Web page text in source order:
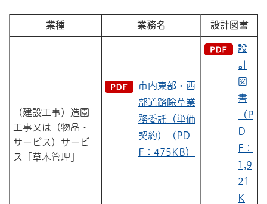
業種 業務名 設計図書
（建設工事）造園
工事又は（物品・
サービス）サービ
ス「草木管理」
市内東部・西
部道路除草業
務委託（単価
契約）（PD
F：475KB）
設
計
図
書
（P
D
F：
1,9
21
K